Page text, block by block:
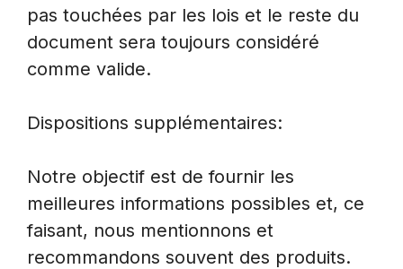
pas touchées par les lois et le reste du
document sera toujours considéré
comme valide.
Dispositions supplémentaires:
Notre objectif est de fournir les
meilleures informations possibles et, ce
faisant, nous mentionnons et
recommandons souvent des produits.